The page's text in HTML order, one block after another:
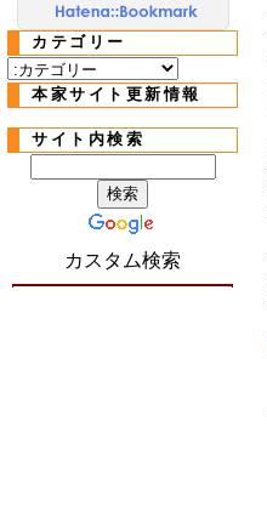
カテゴリー
本家サイト更新情報
サイト内検索
カスタム検索